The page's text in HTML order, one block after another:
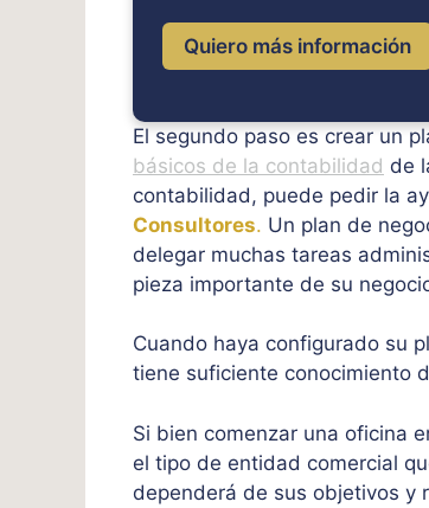
Quiero más información
El segundo paso es crear un
básicos de la contabilidad de
contabilidad, puede pedir la
Consultores. Un plan de
delegar muchas tareas
pieza importante de su
Cuando haya configurado su
tiene suficiente conocimiento
Si bien comenzar una oficina
el tipo de entidad comercial
dependerá de sus objetivos y